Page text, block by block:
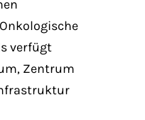
verfügt
Zentrum